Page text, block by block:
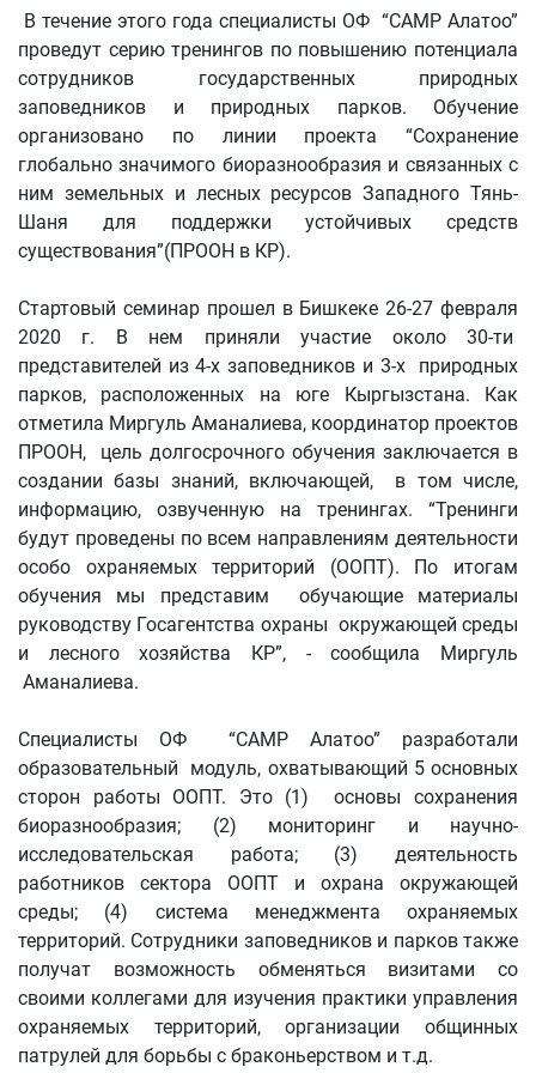
В течение этого года специалисты ОФ “CAMP Алатоо”
проведут серию тренингов по повышению потенциала
сотрудников государственных природных
заповедников и природных парков. Обучение
организовано по линии проекта “Сохранение
глобально значимого биоразнообразия и связанных с
ним земельных и лесных ресурсов Западного Тянь-
Шаня для поддержки устойчивых средств
существования”(ПРООН в КР).
Стартовый семинар прошел в Бишкеке 26-27 февраля
2020 г. В нем приняли участие около 30-ти
представителей из 4-х заповедников и 3-х природных
парков, расположенных на юге Кыргызстана. Как
отметила Миргуль Аманалиева, координатор проектов
ПРООН, цель долгосрочного обучения заключается в
создании базы знаний, включающей, в том числе,
информацию, озвученную на тренингах. “Тренинги
будут проведены по всем направлениям деятельности
особо охраняемых территорий (ООПТ). По итогам
обучения мы представим обучающие материалы
руководству Госагентства охраны окружающей среды
и лесного хозяйства КР”, - сообщила Миргуль
Аманалиева.
Специалисты ОФ “CAMP Алатоо” разработали
образовательный модуль, охватывающий 5 основных
сторон работы ООПТ. Это (1) основы сохранения
биоразнообразия; (2) мониторинг и научно-
исследовательская работа; (3) деятельность
работников сектора ООПТ и охрана окружающей
среды; (4) система менеджмента охраняемых
территорий. Сотрудники заповедников и парков также
получат возможность обменяться визитами со
своими коллегами для изучения практики управления
охраняемых территорий, организации общинных
патрулей для борьбы с браконьерством и т.д.